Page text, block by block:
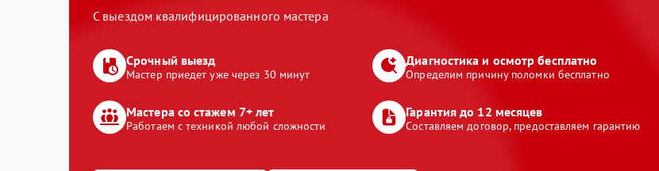
С выездом квалифицированного мастера
Срочный выезд
Мастер приедет уже через 30 минут
Диагностика и осмотр бесплатно
Определим причину поломки бесплатно
Мастера со стажем 7+ лет
Работаем с техникой любой сложности
Гарантия до 12 месяцев
Составляем договор, предоставляем гарантию